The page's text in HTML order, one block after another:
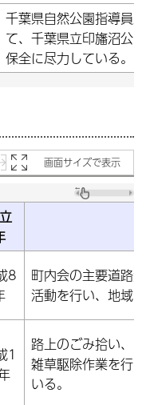
千葉県自然公園指導員
て、千葉県立印旛沼公
保全に尽力している。
画面サイズで表示
8
町内会の主要道路
活動を行い、地域
1
路上のごみ拾い、
雑草駆除作業を行
いる。